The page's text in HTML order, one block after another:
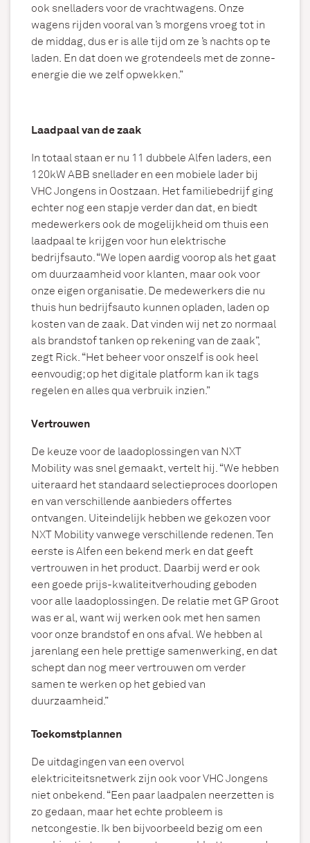
ook snelladers voor de vrachtwagens. Onze
wagens rijden vooral van ’s morgens vroeg tot in
de middag, dus er is alle tijd om ze ’s nachts op te
laden. En dat doen we grotendeels met de zonne-
energie die we zelf opwekken.”
Laadpaal van de zaak
In totaal staan er nu 11 dubbele Alfen laders, een
120kW ABB snellader en een mobiele lader bij
VHC Jongens in Oostzaan. Het familiebedrijf ging
echter nog een stapje verder dan dat, en biedt
medewerkers ook de mogelijkheid om thuis een
laadpaal te krijgen voor hun elektrische
bedrijfsauto. “We lopen aardig voorop als het gaat
om duurzaamheid voor klanten, maar ook voor
onze eigen organisatie. De medewerkers die nu
thuis hun bedrijfsauto kunnen opladen, laden op
kosten van de zaak. Dat vinden wij net zo normaal
als brandstof tanken op rekening van de zaak”,
zegt Rick. “Het beheer voor onszelf is ook heel
eenvoudig; op het digitale platform kan ik tags
regelen en alles qua verbruik inzien.”
Vertrouwen
De keuze voor de laadoplossingen van NXT
Mobility was snel gemaakt, vertelt hij. “We hebben
uiteraard het standaard selectieproces doorlopen
en van verschillende aanbieders offertes
ontvangen. Uiteindelijk hebben we gekozen voor
NXT Mobility vanwege verschillende redenen. Ten
eerste is Alfen een bekend merk en dat geeft
vertrouwen in het product. Daarbij werd er ook
een goede prijs-kwaliteitverhouding geboden
voor alle laadoplossingen. De relatie met GP Groot
was er al, want wij werken ook met hen samen
voor onze brandstof en ons afval. We hebben al
jarenlang een hele prettige samenwerking, en dat
schept dan nog meer vertrouwen om verder
samen te werken op het gebied van
duurzaamheid.”
Toekomstplannen
De uitdagingen van een overvol
elektriciteitsnetwerk zijn ook voor VHC Jongens
niet onbekend. “Een paar laadpalen neerzetten is
zo gedaan, maar het echte probleem is
netcongestie. Ik ben bijvoorbeeld bezig om een